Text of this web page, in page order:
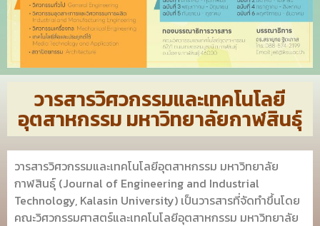
วารสารวิศวกรรมและเทคโนโลยี
อุตสาหกรรม มหาวิทยาลัยกาฬสินธุ์
วารสารวิศวกรรมและเทคโนโลยีอุตสาหกรรม มหาวิทยาลัย
กาฬสินธุ์ (Journal of Engineering and Industrial
Technology, Kalasin University) เป็นวารสารที่จัดทำขึ้นโดย
คณะวิศวกรรมศาสตร์และเทคโนโลยีอุตสาหกรรม มหาวิทยาลัย